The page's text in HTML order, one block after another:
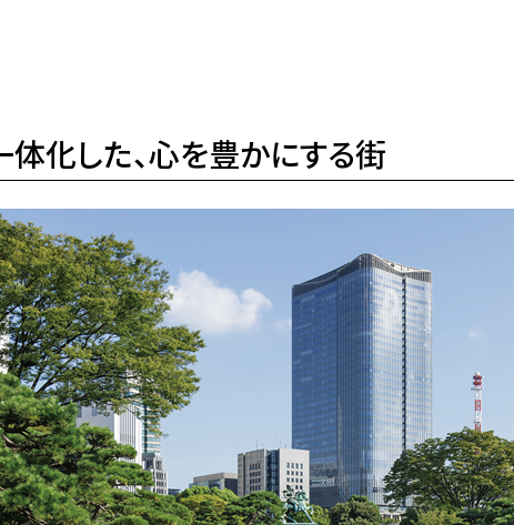
化した、心を豊かにする街